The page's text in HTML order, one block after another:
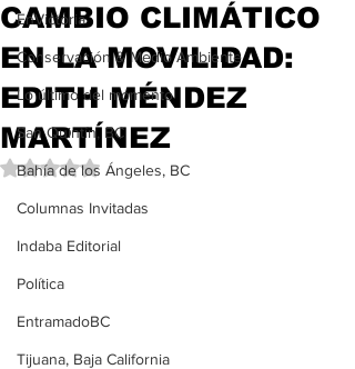
EnVictoria
Conservación & Medio Ambiente
Lo último del momento
San Quintín, BC
Bahía de los Ángeles, BC
Columnas Invitadas
Indaba Editorial
Política
EntramadoBC
Tijuana, Baja California
CAMBIO CLIMÁTICO
EN LA MOVILIDAD:
EDITH MÉNDEZ
MARTÍNEZ
Obtuvo NaN de 5 estrellas.